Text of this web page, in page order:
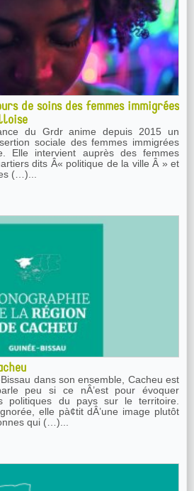
de soins des femmes immigrées
du Grdr anime depuis 2015 un
sociale des femmes immigrées
Elle intervient auprès des femmes
dits Â« politique de la ville Â » et
(…)...
dans son ensemble, Cacheu est
peu si ce nÂ’est pour évoquer
politiques du pays sur le territoire.
elle pà¢tit dÂ’une image plutôt
qui (…)...